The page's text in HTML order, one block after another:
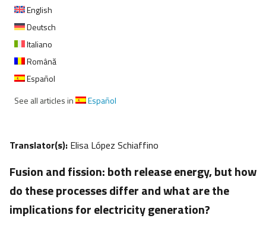
English
Deutsch
Italiano
Română
Español
See all articles in
Español
Translator(s): Elisa López Schiaffino
Fusion and fission: both release energy, but how
do these processes differ and what are the
implications for electricity generation?